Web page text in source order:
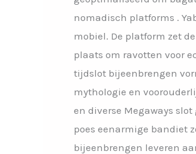
nomadisch platforms .
mobiel. De platform zet
plaats om ravotten voor
tijdslot bijeenbrengen
mythologie en
en diverse Megaways
poes eenarmige bandiet
bijeenbrengen leveren